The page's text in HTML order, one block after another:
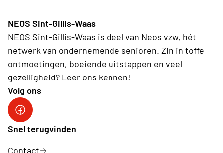
NEOS Sint-Gillis-Waas
NEOS Sint-Gillis-Waas is deel van Neos vzw, hét
netwerk van ondernemende senioren. Zin in toffe
ontmoetingen, boeiende uitstappen en veel
gezelligheid? Leer ons kennen!
Volg ons
Facebook van Neos Sint-Gillis-Waas
Snel terugvinden
Contact